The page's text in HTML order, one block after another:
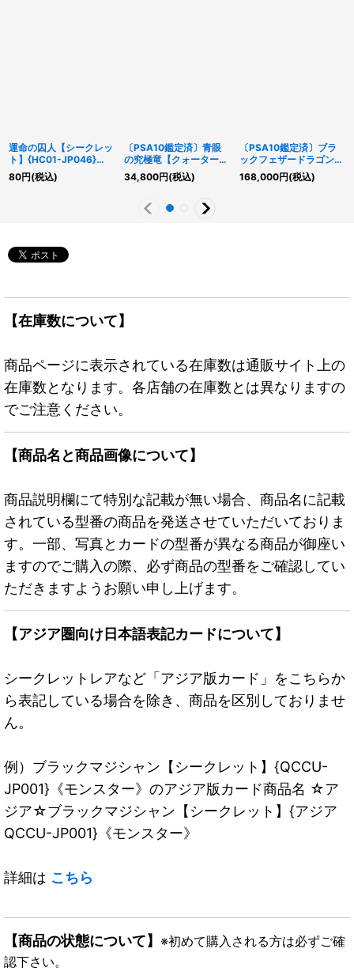
運命の囚人【シークレッ
ト】{HC01-JP046}
《罠》
80円(税込)
〔PSA10鑑定済〕青眼
の究極竜【クォーターセ
ンチュリーシークレッ
ト】{TDPP-JP018}《融
34,800円(税込)
〔PSA10鑑定済〕ブラ
ックフェザードラゴン
【ホログラフィック】
{TSHD-JP040}《シン
168,000円(税込)
【在庫数について】
商品ページに表示されている在庫数は通販サイト上の
在庫数となります。各店舗の在庫数とは異なりますの
でご注意ください。
【商品名と商品画像について】
商品説明欄にて特別な記載が無い場合、商品名に記載
されている型番の商品を発送させていただいておりま
す。一部、写真とカードの型番が異なる商品が御座い
ますのでご購入の際、必ず商品の型番をご確認してい
ただきますようお願い申し上げます。
【アジア圏向け日本語表記カードについて】
シークレットレアなど「アジア版カード」をこちらか
ら表記している場合を除き、商品を区別しておりませ
ん。
例）ブラックマジシャン【シークレット】{QCCU-
JP001}《モンスター》のアジア版カード商品名 ☆ア
ジア☆ブラックマジシャン【シークレット】{アジア
QCCU-JP001}《モンスター》
詳細は こちら
【商品の状態について】 ※初めて購入される方は必ずご確
認下さい。